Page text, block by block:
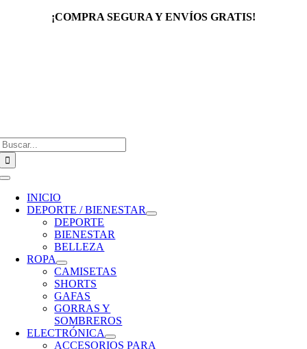
¡COMPRA SEGURA Y ENVÍOS GRATIS!
Toggle
Navigation
INICIO
DEPORTE / BIENESTAR
DEPORTE
BIENESTAR
BELLEZA
ROPA
CAMISETAS
SHORTS
GAFAS
GORRAS Y
SOMBREROS
ELECTRÓNICA
ACCESORIOS PARA